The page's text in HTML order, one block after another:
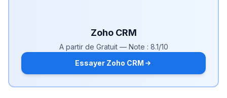
Zoho CRM
A partir de Gratuit— Note : 8.1/10
Essayer Zoho CRM